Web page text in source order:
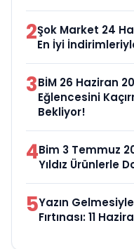
2Şok Market 24
En İyi
3BİM 26 Haziran
Eğlencesini
Bekliyor!
4Bim 3 Temmuz
Yıldız Ürünlerle
5Yazın
Fırtınası: 11